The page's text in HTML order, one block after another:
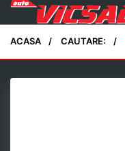
ACASA CAUTARE: